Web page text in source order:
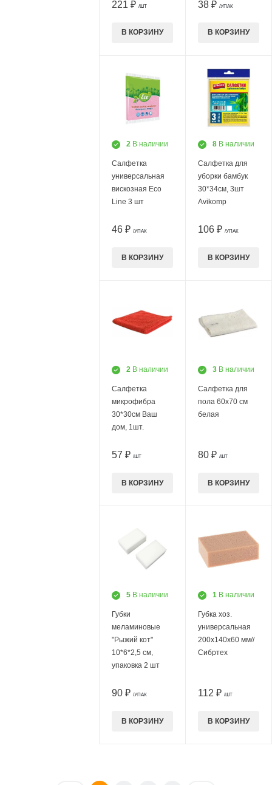
221 ₽ /ШТ
В КОРЗИНУ
38 ₽ /УПАК
В КОРЗИНУ
2 В наличии
Салфетка
универсальная
вискозная Eco
Line 3 шт
46 ₽ /УПАК
В КОРЗИНУ
8 В наличии
Салфетка для
уборки бамбук
30*34см, 3шт
Avikomp
106 ₽ /УПАК
В КОРЗИНУ
2 В наличии
Салфетка
микрофибра
30*30см Ваш
дом, 1шт.
57 ₽ /ШТ
В КОРЗИНУ
3 В наличии
Салфетка для
пола 60х70 см
белая
80 ₽ /ШТ
В КОРЗИНУ
5 В наличии
Губки
меламиновые
"Рыжий кот"
10*6*2,5 см,
упаковка 2 шт
90 ₽ /УПАК
В КОРЗИНУ
1 В наличии
Губка хоз.
универсальная
200х140х60 мм//
Сибртех
112 ₽ /ШТ
В КОРЗИНУ